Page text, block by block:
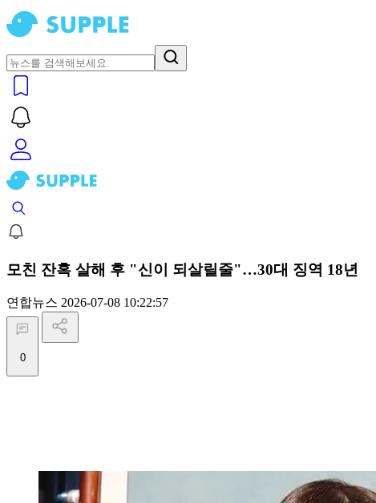
모친 잔혹 살해 후 "신이 되살릴줄"…30대 징역 18년
연합뉴스 2026-07-08 10:22:57
0